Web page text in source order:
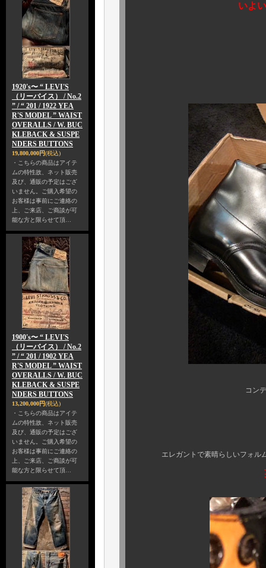
1920's〜 “ LEVI'S
（リーバイス） / No.2
” / “ 201 / 1922 YEA
R'S MODEL ” WAIST
OVERALLS / W. BUC
KLEBACK & SUSPE
NDERS BUTTONS
19,800,000円(税込)
・こちらの商品はアイテ
ムの特性故、ネット販売
及び、通販の予定はござ
いません。ご購入希望の
お客様は事前にご連絡の
上、ご来店、ご商談が可
能な方と限らせて頂…
1900's〜 “ LEVI'S
（リーバイス） / No.2
” / “ 201 / 1902 YEA
R'S MODEL ” WAIST
OVERALLS / W. BUC
KLEBACK & SUSPE
NDERS BUTTONS
13,200,000円(税込)
・こちらの商品はアイテ
ムの特性故、ネット販売
及び、通販の予定はござ
いません。ご購入希望の
お客様は事前にご連絡の
上、ご来店、ご商談が可
能な方と限らせて頂…
いよ
コンディションの素晴
エレガントで素晴らしいフォルム、
英国名品、サ